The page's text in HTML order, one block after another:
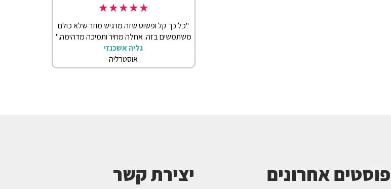
★
★
★
★
★
"כל כך קל ופשוט שזה מרגיש מוזר שלא כולם
משתמשים בזה. אחלה מחיר ותמיכה מדהימה."
גליה אשכנזי
אוסטרליה
פוסטים אחרונים יצירת קשר